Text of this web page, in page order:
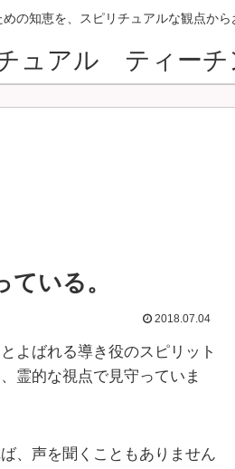
の知恵を、スピリチュアルな観点から
ュアル ティーチ
いる。
2018.07.04
よばれる導き役のスピリット
霊的な視点で見守っていま
、声を聞くこともありません